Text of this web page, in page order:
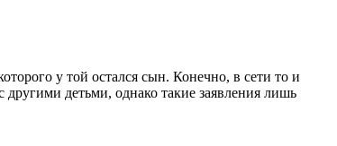
у той остался сын. Конечно, в сети то и
другими детьми, однако такие заявления лишь